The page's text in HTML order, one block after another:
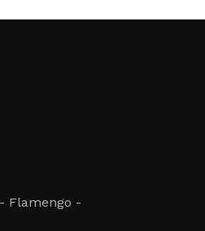
Flamengo -